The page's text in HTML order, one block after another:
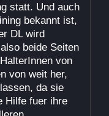
statt. Und auch
bekannt ist,
DL wird
beide Seiten
von
von weit her,
da sie
Hilfe fuer ihre